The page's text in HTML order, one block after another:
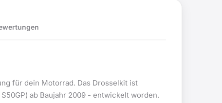
für dein Motorrad. Das Drosselkit ist
ab Baujahr 2009 - entwickelt worden.